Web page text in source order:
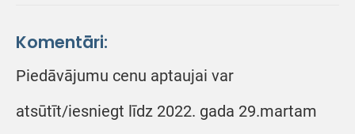
Komentāri:
Piedāvājumu cenu aptaujai var
atsūtīt/iesniegt līdz 2022. gada 29.martam